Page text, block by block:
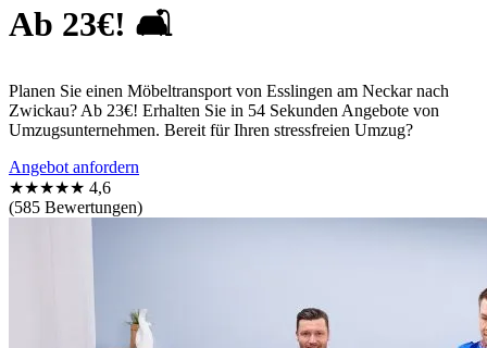
Ab 23€! 🛋
Planen Sie einen Möbeltransport von Esslingen am Neckar nach
Zwickau? Ab 23€! Erhalten Sie in 54 Sekunden Angebote von
Umzugsunternehmen. Bereit für Ihren stressfreien Umzug?
Angebot anfordern
★★★★★ 4,6
(585 Bewertungen)